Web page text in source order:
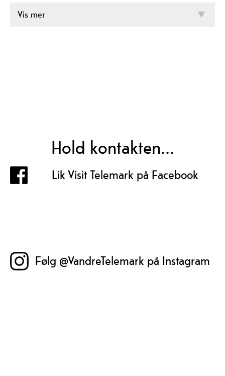
Vis mer
Hold kontakten...
Lik Visit Telemark på Facebook
Følg @VandreTelemark på Instagram